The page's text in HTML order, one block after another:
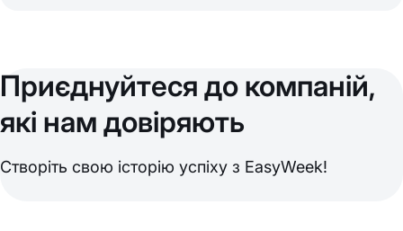
Приєднуйтеся до компаній,
які нам довіряють
Створіть свою історію успіху з EasyWeek!